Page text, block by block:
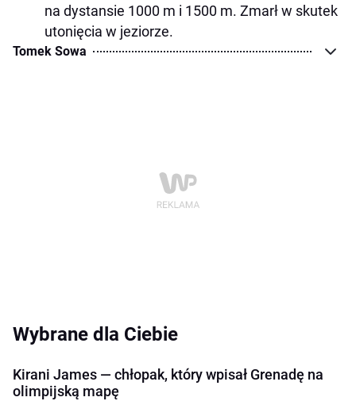
na dystansie 1000 m i 1500 m. Zmarł w skutek
utonięcia w jeziorze.
Tomek Sowa
Wybrane dla Ciebie
Kirani James — chłopak, który wpisał Grenadę na
olimpijską mapę